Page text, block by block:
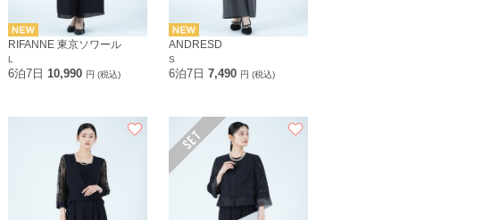
RIFANNE 東京ソワール
L
6泊7日 10,990 円 (税込)
ANDRESD
S
6泊7日 7,490 円 (税込)